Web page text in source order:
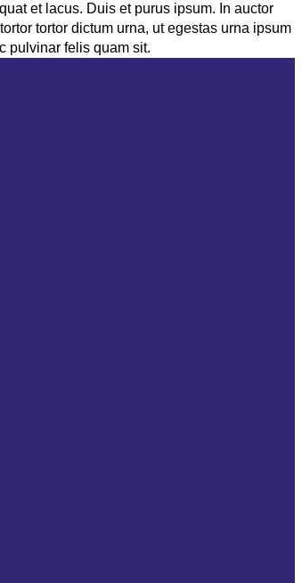
et lacus. Duis et purus ipsum. In auctor
tortor dictum urna, ut egestas urna ipsum
pulvinar felis quam sit.